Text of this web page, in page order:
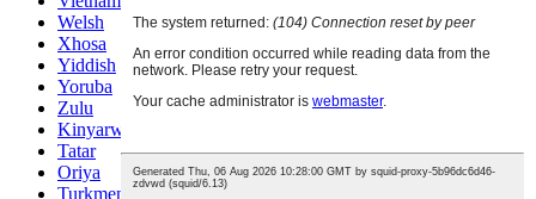
Welsh
Xhosa
Yiddish
Yoruba
Zulu
Kinyarwanda
Tatar
Oriya
Turkmen